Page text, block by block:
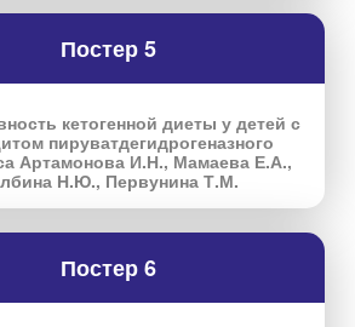
Постер 5
кетогенной диеты у детей с
пируватдегидрогеназного
Артамонова И.Н., Мамаева Е.А.,
Н.Ю., Первунина Т.М.
Постер 6